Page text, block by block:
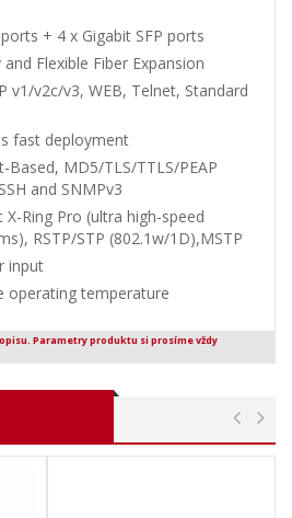
+ 4 x Gigabit SFP ports
Flexible Fiber Expansion
v1/v2c/v3, WEB, Telnet, Standard
fast deployment
Based, MD5/TLS/TTLS/PEAP
and SNMPv3
X-Ring Pro (ultra high-speed
RSTP/STP (802.1w/1D),MSTP
input
operating temperature
Parametry produktu si prosíme vždy